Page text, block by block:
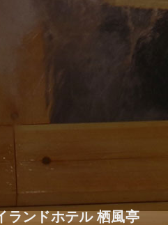
ンドホテル 栖風亭